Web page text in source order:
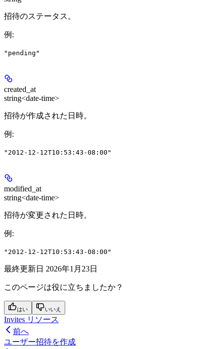
招待のステータス。
例 :
"pending"
created_at
string<date-time>
招待が作成された日時。
例 :
"2012-12-12T10:53:43-08:00"
modified_at
string<date-time>
招待が変更された日時。
例 :
"2012-12-12T10:53:43-08:00"
最終更新日 2026年1月23日
このページは役に立ちましたか？
はい いいえ
Invites リソース
前へ
ユーザー招待を作成